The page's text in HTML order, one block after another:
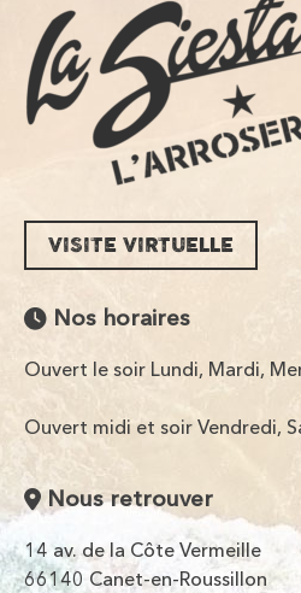
VISITE VIRTUELLE
Nos horaires
Ouvert le soir Lundi, Mardi,
Ouvert midi et soir Vendredi,
Nous retrouver
14 av. de la Côte Vermeille
66140 Canet-en-Roussillon